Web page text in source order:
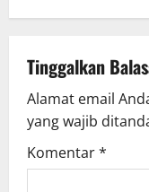
n
a
v
i
g
Tinggalkan
Alamat email
yang wajib
Komentar*